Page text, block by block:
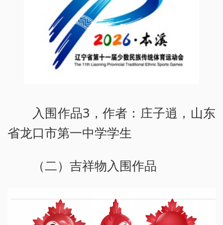
入围作品3，作者：庄子逍，山东
省龙口市第一中学学生
（二）吉祥物入围作品